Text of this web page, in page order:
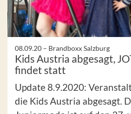
08.09.20 – Brandboxx Salzburg
Kids Austria abgesagt,
findet statt
Update 8.9.2020:
die Kids Austria abgesagt.